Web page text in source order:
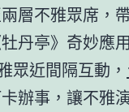
層不雅眾席，
丹亭》奇妙應
眾近間隔互動，
辦事，讓不雅